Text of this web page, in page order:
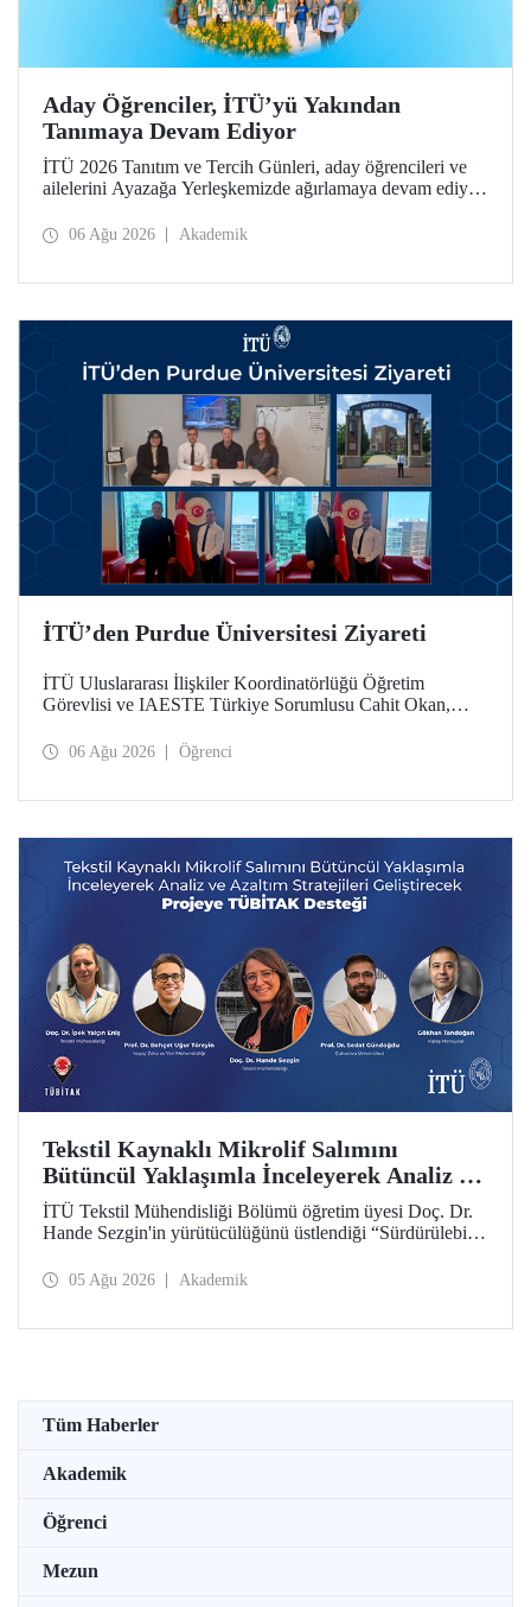
Aday Öğrenciler, İTÜ’yü Yakından
Tanımaya Devam Ediyor
İTÜ 2026 Tanıtım ve Tercih Günleri, aday öğrencileri ve
ailelerini Ayazağa Yerleşkemizde ağırlamaya devam ediyor.
ilgili fakülte ve birimler adaylara bilgi vermeye devam
06 Ağu 2026 Akademik
İTÜ’den Purdue Üniversitesi Ziyareti
İTÜ Uluslararası İlişkiler Koordinatörlüğü Öğretim
Görevlisi ve IAESTE Türkiye Sorumlusu Cahit Okan,
Temmuz tarihlerinde ABD’de dünyanın önde gelen
06 Ağu 2026 Öğrenci
Tekstil Kaynaklı Mikrolif Salımını
Bütüncül Yaklaşımla İnceleyerek Analiz ve
Azaltım Stratejileri Geliştirecek Projeye
TÜBİTAK Desteği
İTÜ Tekstil Mühendisliği Bölümü öğretim üyesi Doç. Dr.
Hande Sezgin'in yürütücülüğünü üstlendiği “Sürdürülebilir
Koşullarına Bağlı Mikrolif Salımı: Aşınma, UV Maruziyeti
05 Ağu 2026 Akademik
Tüm Haberler
Akademik
Öğrenci
Mezun